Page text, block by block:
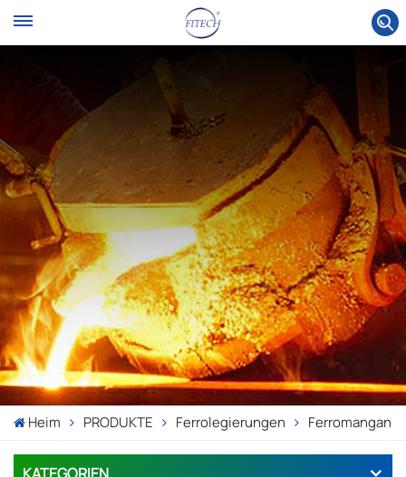
Heim PRODUKTE Ferrolegierungen Ferromangan